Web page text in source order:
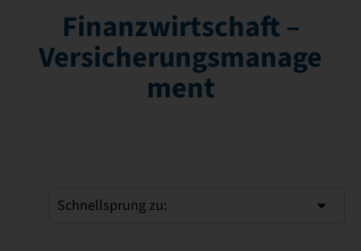
Finanzwirtschaft –
Versicherungsmanage
ment
Schnellsprung zu: